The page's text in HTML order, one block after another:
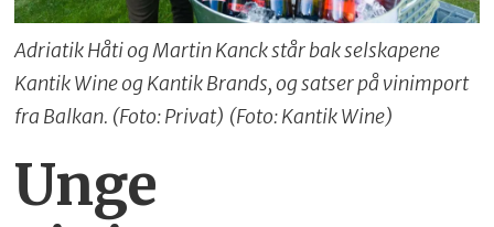
Adriatik Håti og Martin Kanck står bak selskapene
Kantik Wine og Kantik Brands, og satser på vinimport
fra Balkan. (Foto: Privat) (Foto: Kantik Wine)
Unge